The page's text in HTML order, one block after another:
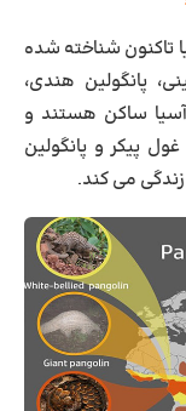
دنیا تاکنون شناخته شده
پانگولین هندی،
آسیا ساکن هستند و
غول پیکر و پانگولین